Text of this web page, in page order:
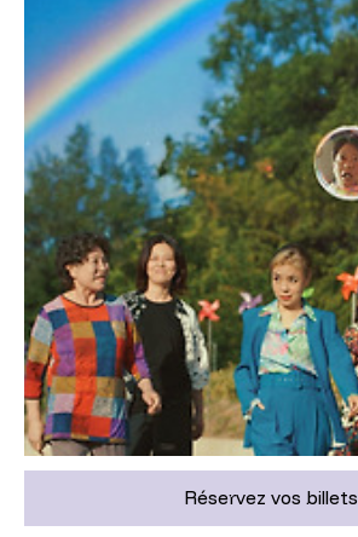
Réservez vos billets